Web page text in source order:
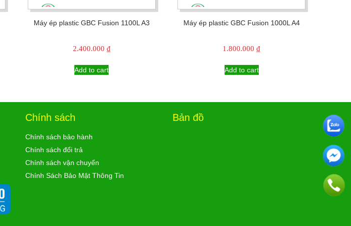
Máy ép plastic GBC Fusion 1100L A3
2.400.000 ₫
Add to cart
Máy ép plastic GBC Fusion 1000L A4
1.800.000₫
Add to cart
Chính sách
Chính sách bảo hành
Chính sách đổi trả
Chính sách vận chuyển
Chính Sách Bảo Mật Thông Tin
Bản đồ